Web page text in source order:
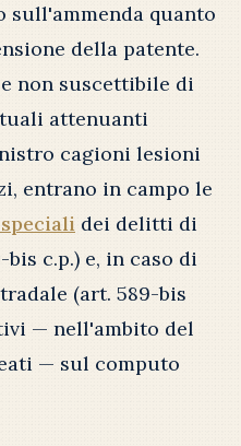
sull'ammenda quanto
della patente.
non suscettibile di
attenuanti
cagioni lesioni
entrano in campo le
dei delitti di
c.p.) e, in caso di
(art. 589-bis
— nell'ambito del
— sul computo